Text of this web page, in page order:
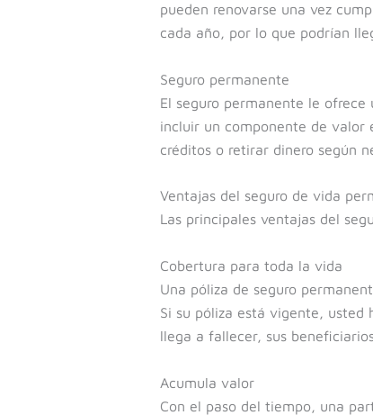
pueden renovarse una vez
cada año, por lo que podrían
Seguro permanente
El seguro permanente le
incluir un componente de
créditos o retirar dinero según
Ventajas del seguro de vida
Las principales ventajas del
Cobertura para toda la vida
Una póliza de seguro
Si su póliza está vigente, usted
llega a fallecer, sus
Acumula valor
Con el paso del tiempo, una